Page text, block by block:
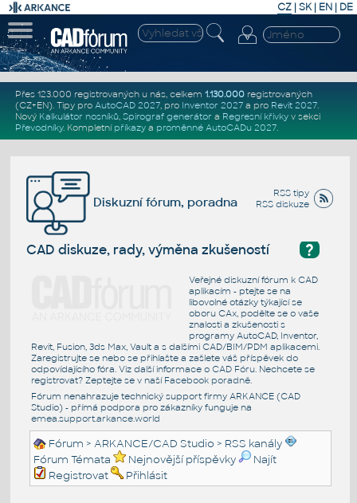
CZ | SK| EN | DE
Přes 123.000 registrovaných u nás, celkem 1.130.000registrovaných
(CZ+EN). Tipy pro AutoCAD 2027, pro Inventor 2027a pro Revit 2027.
Nový Kalkulátor nosníků, Spirograf generátor a Regresní křivkyv sekci
Převodníky. Kompletní příkazya proměnné AutoCADu 2027.
RSS tipy
RSS diskuze
Diskuzní fórum, poradna
?
CAD diskuze, rady, výměna zkušeností
Veřejné diskuzní fórum k CAD
aplikacím - ptejte se na
libovolné otázky týkající se
oboru CAx, podělte se o vaše
znalosti a zkušenosti s
programy AutoCAD, Inventor,
Revit, Fusion, 3ds Max, Vault a s dalšími CAD/BIM/PDM aplikacemi.
Zaregistrujte se nebo se přihlašte a zašlete váš příspěvek do
odpovídajícího fóra. Viz další informace o CAD Fóru. Nechcete se
registrovat? Zeptejte se v naší Facebook poradně.
Fórum nenahrazuje technický support firmy ARKANCE (CAD
Studio) - přímá podpora pro zákazníky funguje na
emea.support.arkance.world
Fórum >ARKANCE/CAD Studio > RSS kanály
Fórum Témata
Nejnovější příspěvky
Najít
Registrovat
Přihlásit